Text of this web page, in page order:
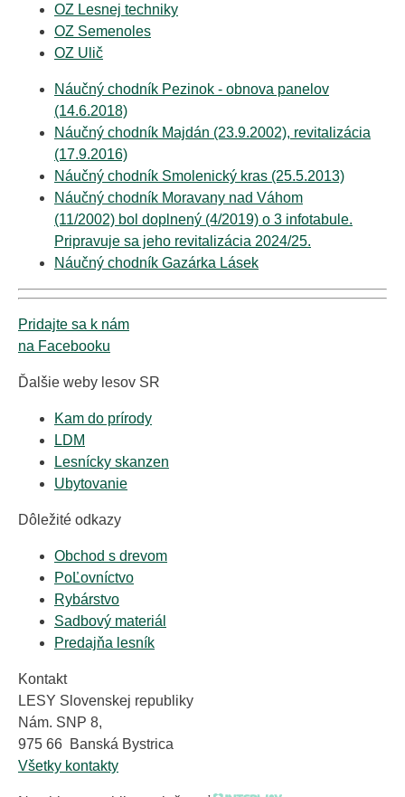
OZ Lesnej techniky
OZ Semenoles
OZ Ulič
Náučný chodník Pezinok - obnova panelov
(14.6.2018)
Náučný chodník Majdán (23.9.2002), revitalizácia
(17.9.2016)
Náučný chodník Smolenický kras (25.5.2013)
Náučný chodník Moravany nad Váhom
(11/2002) bol doplnený (4/2019) o 3 infotabule.
Pripravuje sa jeho revitalizácia 2024/25.
Náučný chodník Gazárka Lásek
Pridajte sa k nám
na Facebooku
Ďalšie weby lesov SR
Kam do prírody
LDM
Lesnícky skanzen
Ubytovanie
Dôležité odkazy
Obchod s drevom
PoĽovníctvo
Rybárstvo
Sadbový materiál
Predajňa lesník
Kontakt
LESY Slovenskej republiky
Nám. SNP 8,
975 66 Banská Bystrica
Všetky kontakty